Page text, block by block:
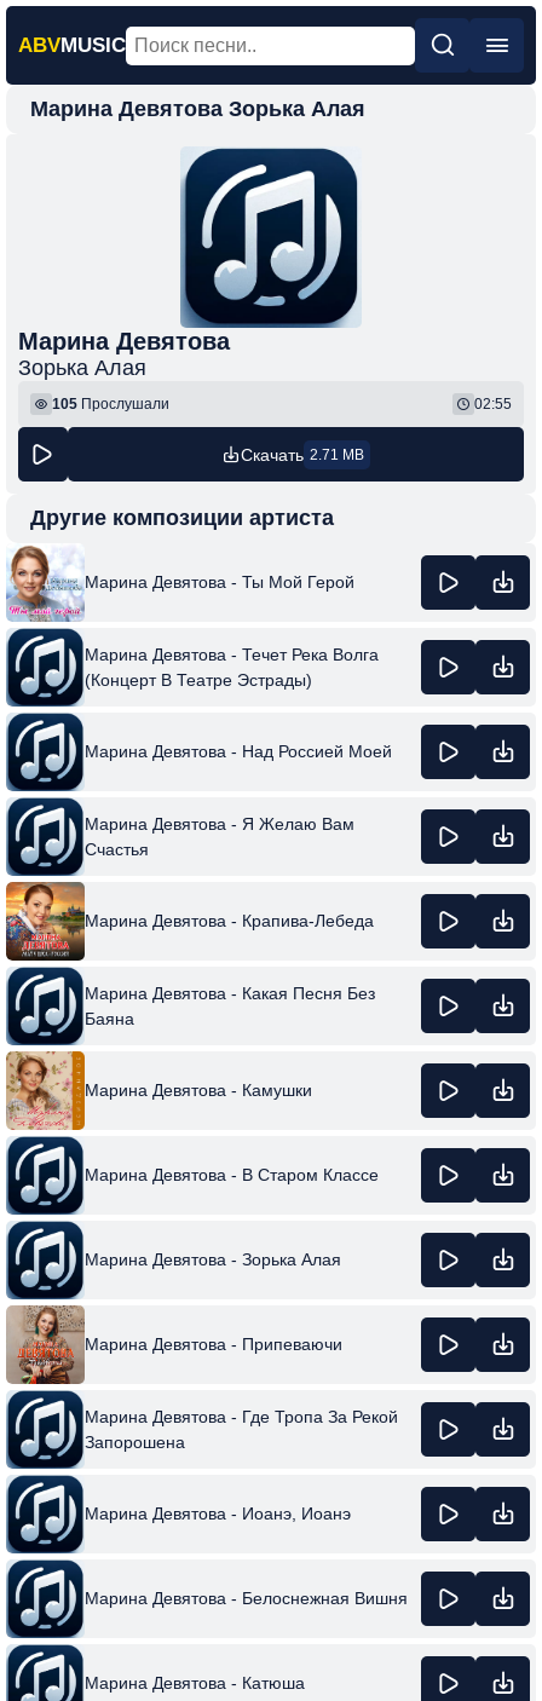
ABVMUSIC
Главная
Шансон
Фонк
Марина Девятова Зорька Алая
Марина Девятова
Зорька Алая
105 Прослушали 02:55
Скачать 2.71 MB
Другие композиции артиста
Марина Девятова - Ты Мой Герой
Марина Девятова - Течет Река Волга
(Концерт В Театре Эстрады)
Марина Девятова - Над Россией Моей
Марина Девятова - Я Желаю Вам
Счастья
Марина Девятова - Крапива-Лебеда
Марина Девятова - Какая Песня Без
Баяна
Марина Девятова - Камушки
Марина Девятова - В Старом Классе
Марина Девятова - Зорька Алая
Марина Девятова - Припеваючи
Марина Девятова - Где Тропа За Рекой
Запорошена
Марина Девятова - Иоанэ, Иоанэ
Марина Девятова - Белоснежная Вишня
Марина Девятова - Катюша